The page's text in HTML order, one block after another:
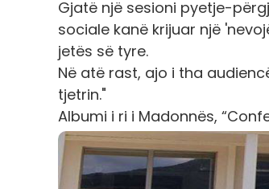
Gjatë një sesioni pyetje-
sociale kanë krijuar një
jetës së tyre.
Në atë rast, ajo i tha
tjetrin."
Albumi i ri i Madonnës,